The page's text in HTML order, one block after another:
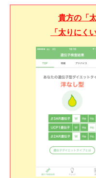
貴方の「
「太りにく